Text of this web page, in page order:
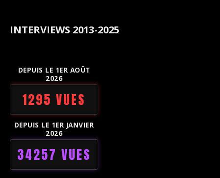
INTERVIEWS 2013-2025
DEPUIS LE 1ER AOÛT
2026
1295 VUES
DEPUIS LE 1ER JANVIER
2026
34257 VUES